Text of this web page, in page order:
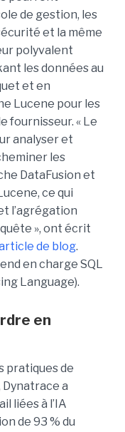
de gestion, les
et la même
polyvalent
les données au
et en
Lucene pour les
fournisseur. « Le
analyser et
les
DataFusion et
ce qui
l’agrégation
», ont écrit
de blog.
en charge SQL
Language).
en
pratiques de
a
liées à l’IA
de 93 % du